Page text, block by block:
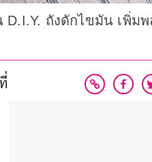
ถังดักไขมัน เพิ่มพ